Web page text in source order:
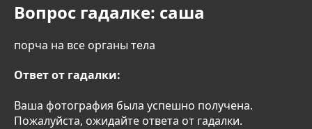
Вопрос гадалке: саша
порча на все органы тела
Ответ от гадалки:
Ваша фотография была успешно получена.
Пожалуйста, ожидайте ответа от гадалки.